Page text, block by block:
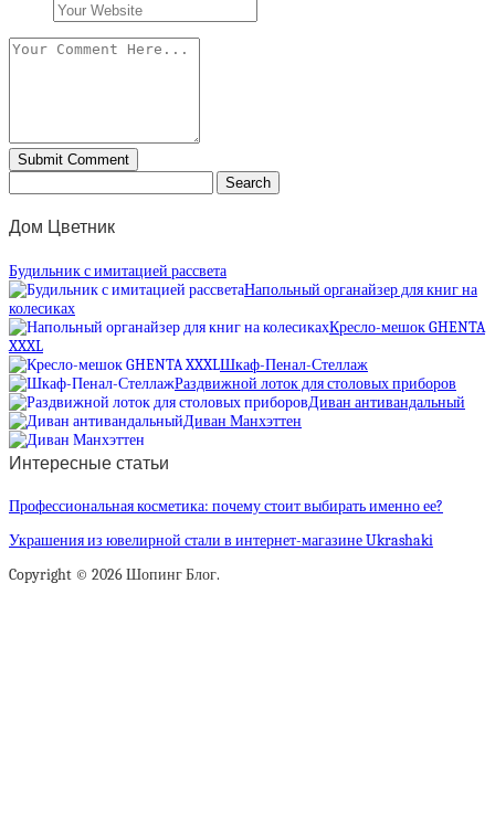
Дом Цветник
Будильник с имитацией рассвета
Напольный органайзер для книг на
колесиках
Кресло-мешок GHENTA
XXXL
Шкаф-Пенал-Стеллаж
Раздвижной лоток для столовых приборов
Диван антивандальный
Диван Манхэттен
Интересные статьи
Профессиональная косметика: почему стоит выбирать именно ее?
Украшения из ювелирной стали в интернет-магазине Ukrashaki
Copyright © 2026 Шопинг Блог.